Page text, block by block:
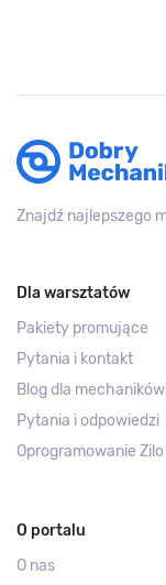
Znajdź najlepszego
Dla warsztatów
Pakiety promujące
Pytania i kontakt
Blog dla mechaników
Pytania i odpowiedzi
Oprogramowanie Zilo
O portalu
O nas